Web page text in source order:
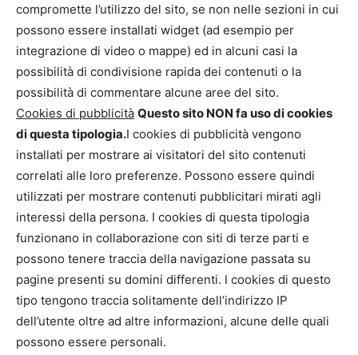
compromette l’utilizzo del sito, se non nelle sezioni in cui
possono essere installati widget (ad esempio per
integrazione di video o mappe) ed in alcuni casi la
possibilità di condivisione rapida dei contenuti o la
possibilità di commentare alcune aree del sito.
Cookies di pubblicità Questo sito NON fa uso di cookies
di questa tipologia.I cookies di pubblicità vengono
installati per mostrare ai visitatori del sito contenuti
correlati alle loro preferenze. Possono essere quindi
utilizzati per mostrare contenuti pubblicitari mirati agli
interessi della persona. I cookies di questa tipologia
funzionano in collaborazione con siti di terze parti e
possono tenere traccia della navigazione passata su
pagine presenti su domini differenti. I cookies di questo
tipo tengono traccia solitamente dell’indirizzo IP
dell’utente oltre ad altre informazioni, alcune delle quali
possono essere personali.